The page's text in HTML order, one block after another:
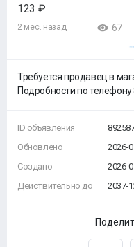
123 ₽
2 мес. назад 67
Требуется продавец в
Подробности по телефону
ID объявления
Обновлено
Создано
Действительно до
2026-
2026-
2037-